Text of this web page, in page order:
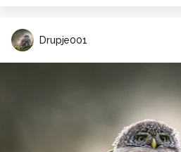
Drupje001